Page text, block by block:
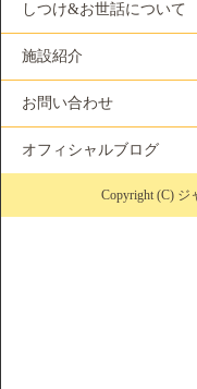
しつけ&お世話について
施設紹介
お問い合わせ
オフィシャルブログ
Copyright (C)